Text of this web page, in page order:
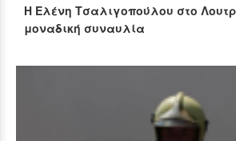
Η Ελένη Τσαλιγοπούλου στο
μοναδική συναυλία